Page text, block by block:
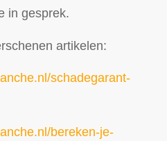
in gesprek.
artikelen:
schadegarant-
bereken-je-